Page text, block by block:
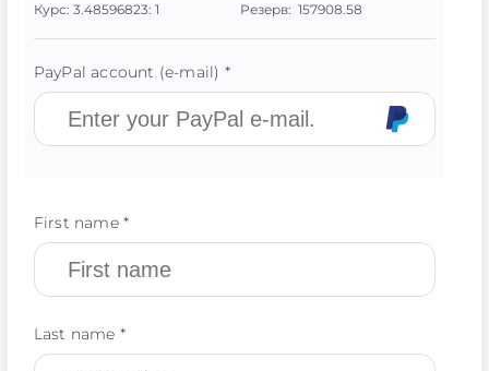
Курс: 3.48596823: 1 Резерв: 157908.58
PayPal account (e-mail) *
First name *
Last name *